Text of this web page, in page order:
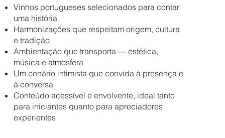
Vinhos portugueses selecionados para contar
uma história
Harmonizações que respeitam origem, cultura
e tradição
Ambientação que transporta — estética,
música e atmosfera
Um cenário intimista que convida à presença e
à conversa
Conteúdo acessível e envolvente, ideal tanto
para iniciantes quanto para apreciadores
experientes